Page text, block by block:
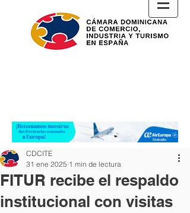
FITUR recibe el respaldo
institucional con visitas
CDCITE
31 ene 2025 1 min de lectura